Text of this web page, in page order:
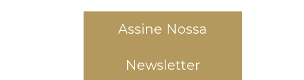
Assine Nossa
Newsletter